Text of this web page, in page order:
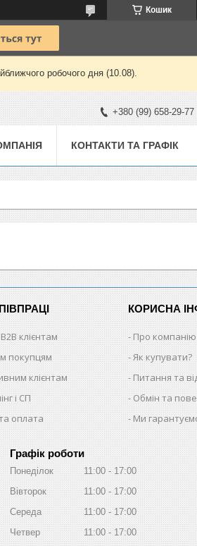
Кошик
робочого дня (10.08).
+380 (99) 658-29-77
КОНТАКТИ ТА ГРАФІК
клієнтам
покупцям
клієнтам
і СП
оплата
КОРИСНА
Про компанію
Як купувати?
Питання та
Обмін та
Ми
Графік роботи
Понеділок 11:00
17:00
Вівторок
11:00
17:00
Середа
11:00
17:00
Четвер
11:00
17:00